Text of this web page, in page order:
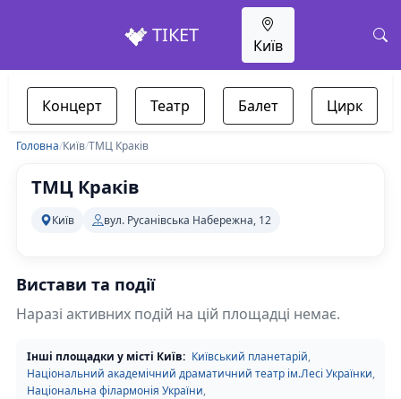
ТІКЕТ Київ
Концерт Театр Балет Цирк
Головна/Київ/ТМЦ Краків
ТМЦ Краків
Київ вул. Русанівська Набережна, 12
Вистави та події
Наразі активних подій на цій площадці немає.
Інші площадки у місті Київ: Київський планетарій,
Національний академічний драматичний театр ім.Лесі Українки,
Національна філармонія України,